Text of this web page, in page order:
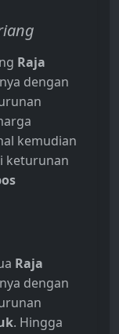
Raja
dengan
kemudian
keturunan
Raja
dengan
. Hingga